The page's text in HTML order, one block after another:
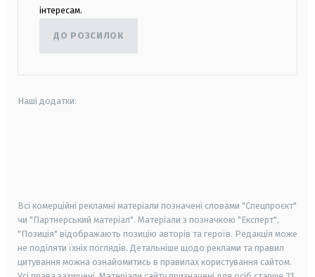
інтересам.
ДО РОЗСИЛОК
Наші додатки:
Всі комерційні рекламні матеріали позначені словами "Спецпроєкт"
чи "Партнерський матеріал". Матеріали з позначкою "Експерт",
"Позиція" відображають позицію авторів та героїв. Редакція може
не поділяти їхніх поглядів. Детальніше щодо реклами та правил
цитування можна ознайомитись в правилах користування сайтом.